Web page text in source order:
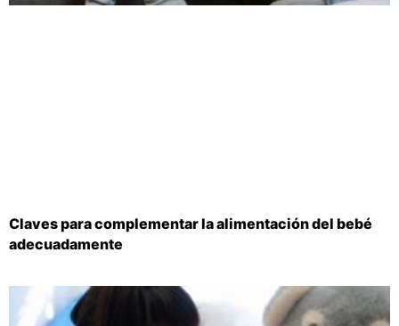
Claves para complementar la alimentación del bebé
adecuadamente